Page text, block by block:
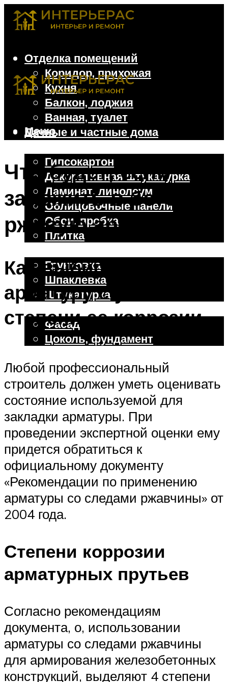
Отделка помещений
Коридор, прихожая
Кухня
Балкон, лоджия
Ванная, туалет
Дачные и частные дома
Гипсокартон
Декоративная штукатурка
Ламинат, линолеум
Облицовочные панели
Обои, пробка
Плитка
Грунтовка
Шпаклевка
Штукатурка
Фасад
Цоколь, фундамент
Меню
Меню
Что будет, если
заложить в бетон
ржавую арматуру
Как выбирать
арматуру с учетом
степени ее коррозии
Любой профессиональный
строитель должен уметь оценивать
состояние используемой для
закладки арматуры. При
проведении экспертной оценки ему
придется обратиться к
официальному документу
«Рекомендации по применению
арматуры со следами ржавчины» от
2004 года.
Степени коррозии
арматурных прутьев
Согласно рекомендациям
документа, о, использовании
арматуры со следами ржавчины
для армирования железобетонных
конструкций, выделяют 4 степени